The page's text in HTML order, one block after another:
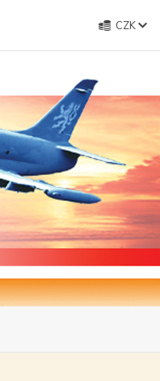
CZK